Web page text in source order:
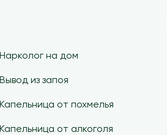
Нарколог на дом
Вывод из запоя
Капельница от похмелья
Капельница от алкоголя